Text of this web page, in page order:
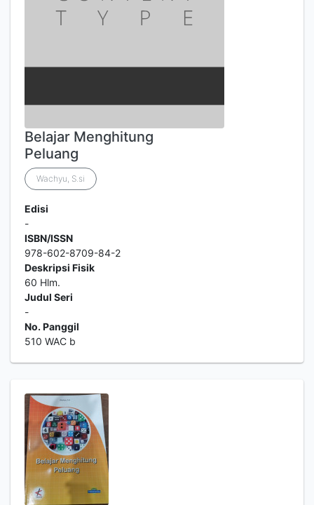
Belajar Menghitung
Peluang
Wachyu, S.si
Edisi
-
ISBN/ISSN
978-602-8709-84-2
Deskripsi Fisik
60 Hlm.
Judul Seri
-
No. Panggil
510 WAC b